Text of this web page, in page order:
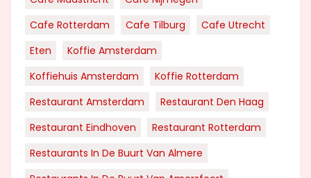
Cafe Rotterdam
Cafe Tilburg
Cafe Utrecht
Eten
Koffie Amsterdam
Koffiehuis Amsterdam
Koffie Rotterdam
Restaurant Amsterdam
Restaurant Den Haag
Restaurant Eindhoven
Restaurant Rotterdam
Restaurants In De Buurt Van Almere